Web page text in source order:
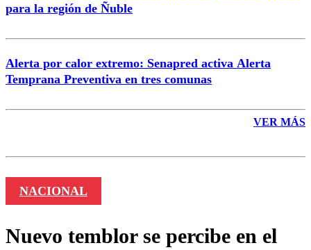
para la región de Ñuble
Alerta por calor extremo: Senapred activa Alerta
Temprana Preventiva en tres comunas
VER MÁS
NACIONAL
Nuevo temblor se percibe en el